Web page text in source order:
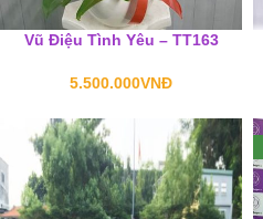
Vũ Điệu Tình Yêu – TT163
5.500.000VNĐ